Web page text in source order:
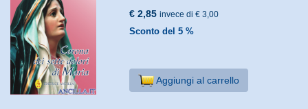
€ 2,85 invece di € 3,00
Sconto del 5 %
Aggiungi al carrello